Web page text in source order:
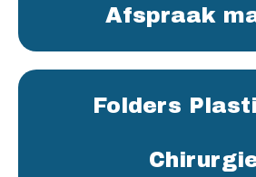
Afspraak
Folders